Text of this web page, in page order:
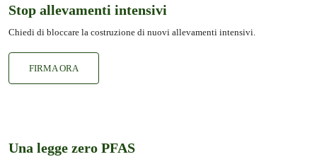
Stop allevamenti intensivi
Chiedi di bloccare la costruzione di nuovi allevamenti intensivi.
FIRMA ORA
Una legge zero PFAS